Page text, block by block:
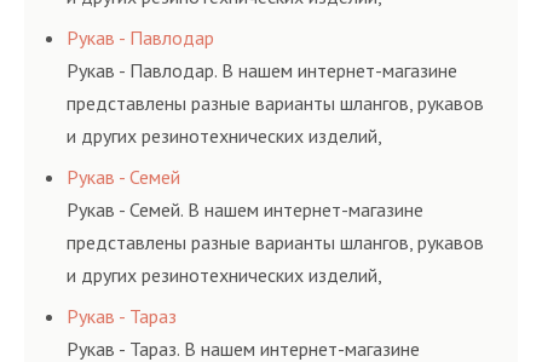
соответствующих ГОСТам, техническим условиям
и нормативам.
Рукав - Павлодар
Рукав - Павлодар. В нашем интернет-магазине
представлены разные варианты шлангов, рукавов
и других резинотехнических изделий,
соответствующих ГОСТам, техническим условиям
и нормативам.
Рукав - Семей
Рукав - Семей. В нашем интернет-магазине
представлены разные варианты шлангов, рукавов
и других резинотехнических изделий,
соответствующих ГОСТам, техническим условиям
и нормативам.
Рукав - Тараз
Рукав - Тараз. В нашем интернет-магазине